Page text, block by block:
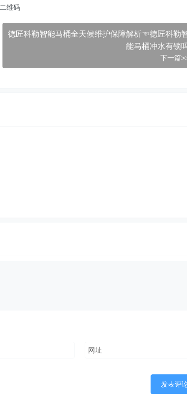
二维码
德匠科勒智能马桶全天候维护保障解析☜德匠科勒
能马桶冲水有锁
下一篇